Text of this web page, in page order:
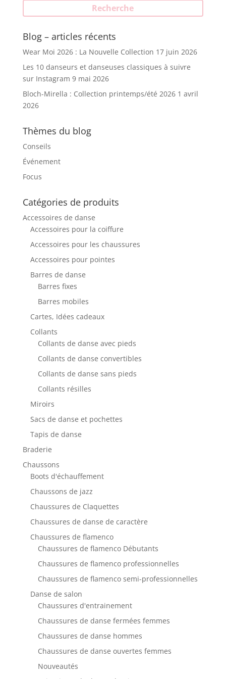
Recherche
Blog – articles récents
Wear Moi 2026 : La Nouvelle Collection 17 juin 2026
Les 10 danseurs et danseuses classiques à suivre
sur Instagram 9 mai 2026
Bloch-Mirella : Collection printemps/été 2026 1 avril
2026
Thèmes du blog
Conseils
Événement
Focus
Catégories de produits
Accessoires de danse
Accessoires pour la coiffure
Accessoires pour les chaussures
Accessoires pour pointes
Barres de danse
Barres fixes
Barres mobiles
Cartes, Idées cadeaux
Collants
Collants de danse avec pieds
Collants de danse convertibles
Collants de danse sans pieds
Collants résilles
Miroirs
Sacs de danse et pochettes
Tapis de danse
Braderie
Chaussons
Boots d'échauffement
Chaussons de jazz
Chaussures de Claquettes
Chaussures de danse de caractère
Chaussures de flamenco
Chaussures de flamenco Débutants
Chaussures de flamenco professionnelles
Chaussures de flamenco semi-professionnelles
Danse de salon
Chaussures d'entrainement
Chaussures de danse fermées femmes
Chaussures de danse hommes
Chaussures de danse ouvertes femmes
Nouveautés